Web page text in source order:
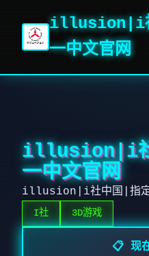
illusion|i
一中文官网
illusion|i社
一中文官网
illusion|i社中国|指定
I社 3D游戏
📋 现